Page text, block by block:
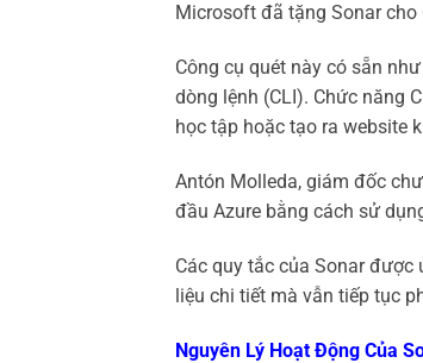
Microsoft đã tặng Sonar
Công cụ quét này có sẵn
dòng lệnh (CLI). Chức năng
học tập hoặc tạo ra website
Antón Molleda, giám đốc
đầu Azure bằng cách sử
Các quy tắc của Sonar
liệu chi tiết mà vẫn tiếp tục
Nguyên Lý Hoạt Động Của